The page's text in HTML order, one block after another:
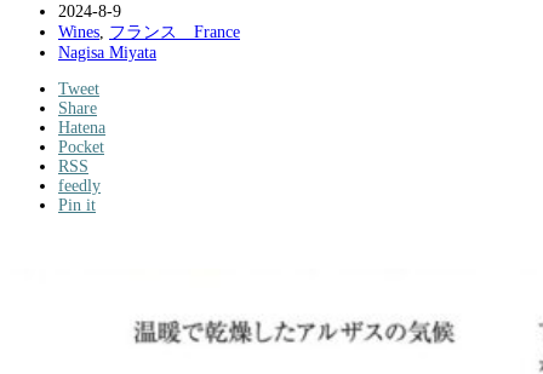
2024-8-9
Wines フランス France
Nagisa Miyata
Tweet
Share
Hatena
Pocket
RSS
feedly
Pin it